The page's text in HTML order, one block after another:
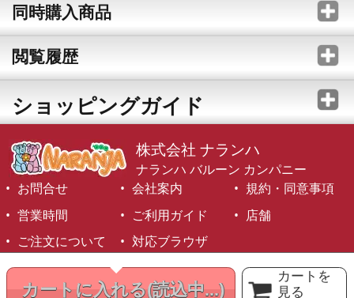
カートに入れる(読込中...)
カートを
見る
同時購入商品
閲覧履歴
ショッピングガイド
株式会社 ナランハ
ナランハ バルーン カンパニー
お問合せ
会社案内
規約・同意事項
営業時間
ご利用ガイド
店舗
ご注文について
対応ブラウザ
©1999-2026 NARANJA Inc. All Rights Reserved.